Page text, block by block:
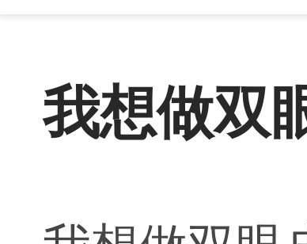
我想做双